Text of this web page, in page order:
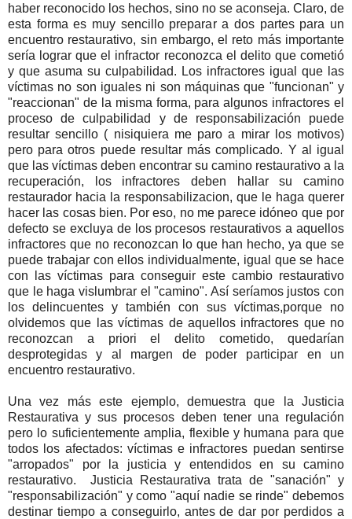
haber reconocido los hechos, sino no se aconseja. Claro, de
esta forma es muy sencillo preparar a dos partes para un
encuentro restaurativo, sin embargo, el reto más importante
sería lograr que el infractor reconozca el delito que cometió
y que asuma su culpabilidad. Los infractores igual que las
víctimas no son iguales ni son máquinas que "funcionan" y
"reaccionan" de la misma forma, para algunos infractores el
proceso de culpabilidad y de responsabilización puede
resultar sencillo ( nisiquiera me paro a mirar los motivos)
pero para otros puede resultar más complicado. Y al igual
que las víctimas deben encontrar su camino restaurativo a la
recuperación, los infractores deben hallar su camino
restaurador hacia la responsabilizacion, que le haga querer
hacer las cosas bien. Por eso, no me parece idóneo que por
defecto se excluya de los procesos restaurativos a aquellos
infractores que no reconozcan lo que han hecho, ya que se
puede trabajar con ellos individualmente, igual que se hace
con las víctimas para conseguir este cambio restaurativo
que le haga vislumbrar el "camino". Así seríamos justos con
los delincuentes y también con sus víctimas,porque no
olvidemos que las víctimas de aquellos infractores que no
reconozcan a priori el delito cometido, quedarían
desprotegidas y al margen de poder participar en un
encuentro restaurativo.
Una vez más este ejemplo, demuestra que la Justicia
Restaurativa y sus procesos deben tener una regulación
pero lo suficientemente amplia, flexible y humana para que
todos los afectados: víctimas e infractores puedan sentirse
"arropados" por la justicia y entendidos en su camino
restaurativo. Justicia Restaurativa trata de "sanación" y
"responsabilización" y como "aquí nadie se rinde" debemos
destinar tiempo a conseguirlo, antes de dar por perdidos a